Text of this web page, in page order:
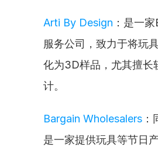
Arti By Design ：是一
服务公司，致力于将玩
化为3D样品，尤其擅长
计。
Bargain Wholesalers
是一家提供玩具等节日